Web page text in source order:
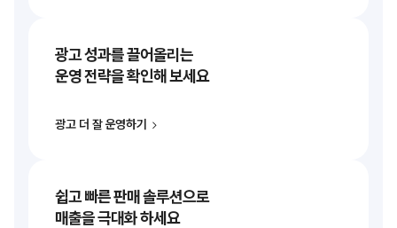
광고 성과를 끌어올리는
운영 전략을 확인해 보세요
광고 더 잘 운영하기
쉽고 빠른 판매 솔루션으로
매출을 극대화 하세요